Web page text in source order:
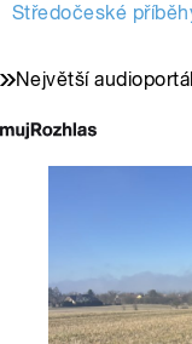
Středočeské
Největší